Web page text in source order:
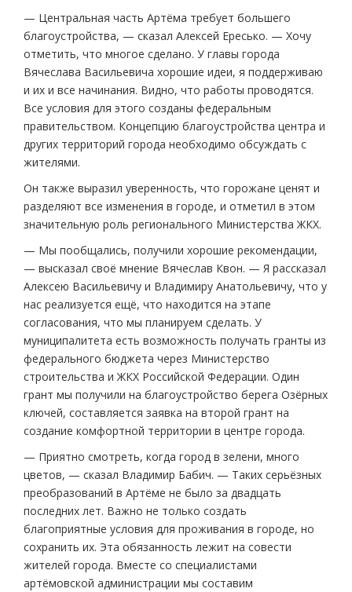
— Центральная часть Артёма требует большего
благоустройства, — сказал Алексей Ересько. — Хочу
отметить, что многое сделано. У главы города
Вячеслава Васильевича хорошие идеи, я поддерживаю
и их и все начинания. Видно, что работы проводятся.
Все условия для этого созданы федеральным
правительством. Концепцию благоустройства центра и
других территорий города необходимо обсуждать с
жителями.
Он также выразил уверенность, что горожане ценят и
разделяют все изменения в городе, и отметил в этом
значительную роль регионального Министерства ЖКХ.
— Мы пообщались, получили хорошие рекомендации,
— высказал своё мнение Вячеслав Квон. — Я рассказал
Алексею Васильевичу и Владимиру Анатольевичу, что у
нас реализуется ещё, что находится на этапе
согласования, что мы планируем сделать. У
муниципалитета есть возможность получать гранты из
федерального бюджета через Министерство
строительства и ЖКХ Российской Федерации. Один
грант мы получили на благоустройство берега Озёрных
ключей, составляется заявка на второй грант на
создание комфортной территории в центре города.
— Приятно смотреть, когда город в зелени, много
цветов, — сказал Владимир Бабич. — Таких серьёзных
преобразований в Артёме не было за двадцать
последних лет. Важно не только создать
благоприятные условия для проживания в городе, но
сохранить их. Эта обязанность лежит на совести
жителей города. Вместе со специалистами
артёмовской администрации мы составим